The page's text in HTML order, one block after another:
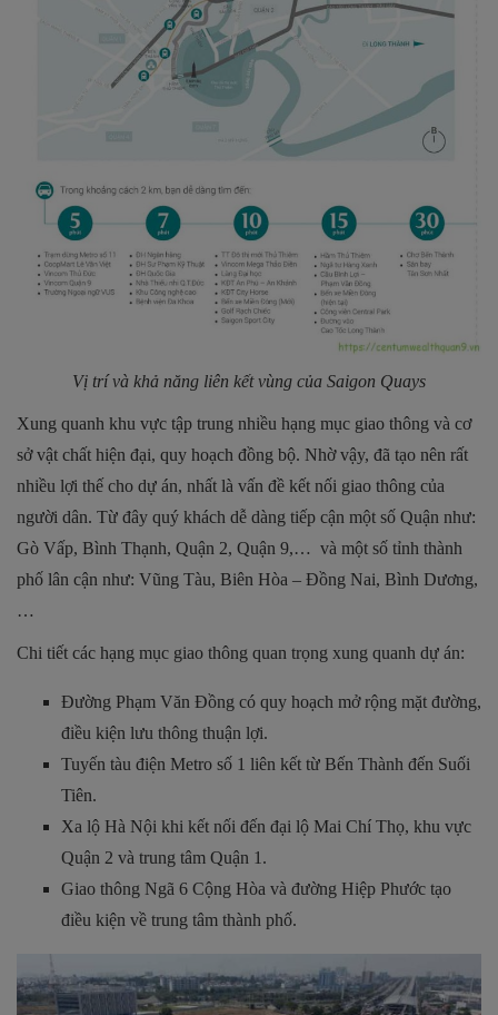
Vị trí và khả năng liên kết vùng của Saigon Quays
Xung quanh khu vực tập trung nhiều hạng mục giao thông và cơ
sở vật chất hiện đại, quy hoạch đồng bộ. Nhờ vậy, đã tạo nên rất
nhiều lợi thế cho dự án, nhất là vấn đề kết nối giao thông của
người dân. Từ đây quý khách dễ dàng tiếp cận một số Quận như:
Gò Vấp, Bình Thạnh, Quận 2, Quận 9,… và một số tỉnh thành
phố lân cận như: Vũng Tàu, Biên Hòa – Đồng Nai, Bình Dương,
…
Chi tiết các hạng mục giao thông quan trọng xung quanh dự án:
Đường Phạm Văn Đồng có quy hoạch mở rộng mặt đường,
điều kiện lưu thông thuận lợi.
Tuyến tàu điện Metro số 1 liên kết từ Bến Thành đến Suối
Tiên.
Xa lộ Hà Nội khi kết nối đến đại lộ Mai Chí Thọ, khu vực
Quận 2 và trung tâm Quận 1.
Giao thông Ngã 6 Cộng Hòa và đường Hiệp Phước tạo
điều kiện về trung tâm thành phố.